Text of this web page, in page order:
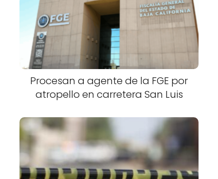
Procesan a agente de la FGE por
atropello en carretera San Luis